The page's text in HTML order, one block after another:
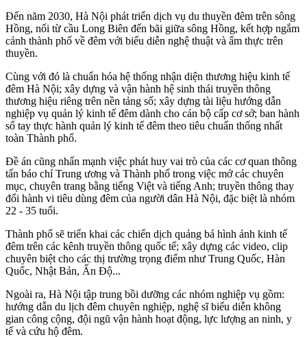
Đến năm 2030, Hà Nội phát triển dịch vụ du thuyền đêm trên sông
Hồng, nối từ cầu Long Biên đến bãi giữa sông Hồng, kết hợp ngắm
cảnh thành phố về đêm với biểu diễn nghệ thuật và ẩm thực trên
thuyền.
Cùng với đó là chuẩn hóa hệ thống nhận diện thương hiệu kinh tế
đêm Hà Nội; xây dựng và vận hành hệ sinh thái truyền thông
thương hiệu riêng trên nền tảng số; xây dựng tài liệu hướng dẫn
nghiệp vụ quản lý kinh tế đêm dành cho cán bộ cấp cơ sở; ban hành
sổ tay thực hành quản lý kinh tế đêm theo tiêu chuẩn thống nhất
toàn Thành phố.
Đề án cũng nhấn mạnh việc phát huy vai trò của các cơ quan thông
tấn báo chí Trung ương và Thành phố trong việc mở các chuyên
mục, chuyên trang bằng tiếng Việt và tiếng Anh; truyền thông thay
đổi hành vi tiêu dùng đêm của người dân Hà Nội, đặc biệt là nhóm
22 - 35 tuổi.
Thành phố sẽ triển khai các chiến dịch quảng bá hình ảnh kinh tế
đêm trên các kênh truyền thông quốc tế; xây dựng các video, clip
chuyên biệt cho các thị trường trọng điểm như Trung Quốc, Hàn
Quốc, Nhật Bản, Ấn Độ...
Ngoài ra, Hà Nội tập trung bồi dưỡng các nhóm nghiệp vụ gồm:
hướng dẫn du lịch đêm chuyên nghiệp, nghệ sĩ biểu diễn không
gian công cộng, đội ngũ vận hành hoạt động, lực lượng an ninh, y
tế và cứu hộ đêm.